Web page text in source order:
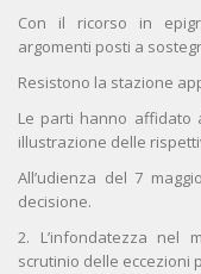
Con il ricorso in
argomenti posti a
Resistono la stazione
Le parti hanno affidato
illustrazione delle
All’udienza del 7
decisione.
2. L’infondatezza nel
scrutinio delle eccezioni